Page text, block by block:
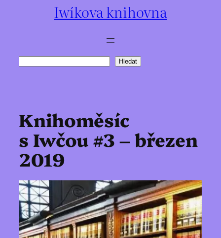
Iwíkova knihovna
Hledat
Knihoměsíc
s Iwčou #3 – březen
2019